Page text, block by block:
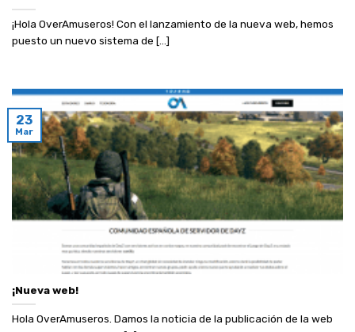
¡Hola OverAmuseros! Con el lanzamiento de la nueva web, hemos
puesto un nuevo sistema de [...]
¡Nueva web!
Hola OverAmuseros. Damos la noticia de la publicación de la web
23
Mar